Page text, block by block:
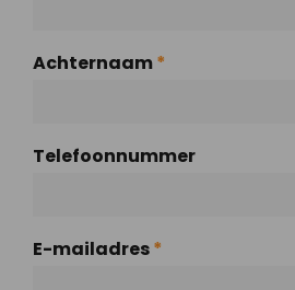
Achternaam*
Telefoonnummer
E-mailadres*